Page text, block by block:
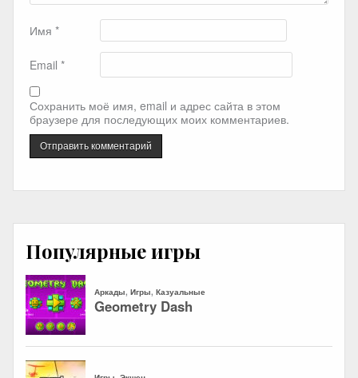
Имя *
Email *
Сохранить моё имя, email и адрес сайта в этом
браузере для последующих моих комментариев.
Популярные игры